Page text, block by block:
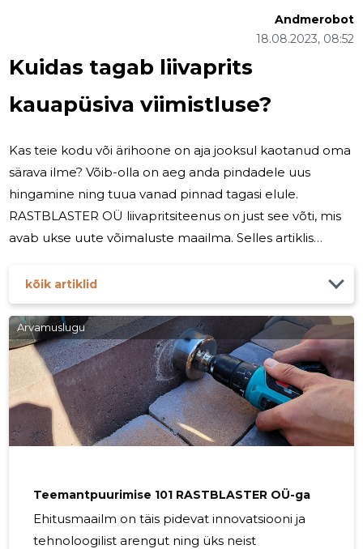
Kuidas tagab liivaprits
kauapüsiva viimistluse?
18.08.2023, 08:52
Andmerobot
Kas teie kodu või ärihoone on aja jooksul kaotanud oma
särava ilme? Võib-olla on aeg anda pindadele uus
hingamine ning tuua vanad pinnad tagasi elule.
RASTBLASTER OÜ liivapritsiteenus on just see võti, mis
avab ukse uute võimaluste maailma. Selles artiklis
avastame, kuidas see võimas tehnika suudab vanadele
pindadele anda täiesti uue välimuse ja tekstuuri.
Liivapritsiga töötlemine on tõhus viis vabaneda vanast
värvist, roostest ning muudest pindade defektidest.
Tavalised puhastusmeetodid võivad jääda puudulikuks,
kuid liivapritsi abil saame
kõik artiklid
Arvamuslugu
Teemantpuurimise 101 RASTBLASTER OÜ-ga
Ehitusmaailm on täis pidevat innovatsiooni ja
tehnoloogilist arengut ning üks neist